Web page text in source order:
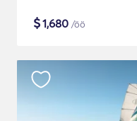
$1,680 /öö